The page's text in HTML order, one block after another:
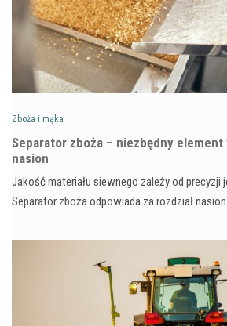
Zboża i mąka
Separator zboża – niezbędny
nasion
Jakość materiału siewnego zależy od precyzji
Separator zboża odpowiada za rozdział